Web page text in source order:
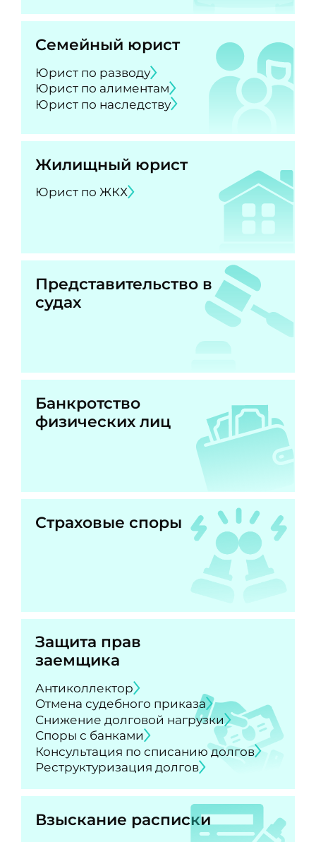
Семейный юрист
Юрист по разводу
Юрист по алиментам
Юрист по наследству
Жилищный юрист
Юрист по ЖКХ
Представительство в
судах
Банкротство
физических лиц
Страховые споры
Защита прав
заемщика
Антиколлектор
Отмена судебного приказа
Снижение долговой нагрузки
Споры с банками
Консультация по списанию долгов
Реструктуризация долгов
Взыскание расписки